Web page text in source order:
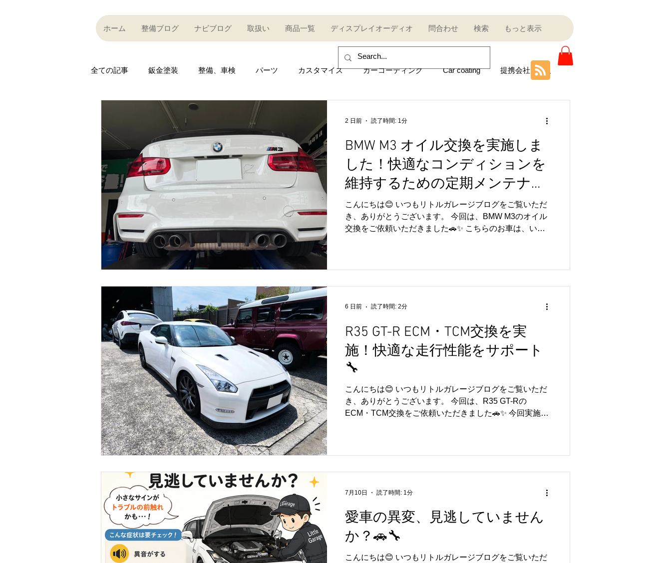
ホーム 整備ブログ ナビブログ 取扱い 商品一覧 ディスプレイオーディオ 問合わせ 検索 もっと表示
全ての記事 鈑金塗装 整備、車検 パーツ カスタマイズ カーコーティング Car coating 提携会社
Partner company 買い取り sales and purchase
Car community Other category 中古車 Secondhand car セール Sale outlet
R35 GT-R R35 GT-R AUDI AUDI ポルシェ Porsche トヨタ Toyota フェラーリ
Ferrari
BMW M3 オイル交換を実施しま
した！快適なコンディションを
維持するための定期メンテナン
ス🔧
こんにちは😊 いつもリトルガレージブログをご覧いただ
き、ありがとうございます。 今回は、BMW M3のオイル
交換をご依頼いただきました🚗✨ こちらのお車は、いつ
スを維持することにつながります😊 特にBMW M3のよう
ことで、より安心してドライビングを楽しんでいただけ
ます。 リトルガレージでは、R35 GT-Rをはじめ、BMW
M3などのスポーツカーや輸入車のメンテナンスにも対応
しております🔧 オイル交換や点検など、お車のコンディ
ションが気になる方は、お気軽にご相談ください😊 この
度はご依頼いただき、誠にありがとうございました。 今
後ともリトルガレージをよろしくお願いいたします🚗✨
2 日前 読了時間: 1分
R35 GT-R ECM・TCM交換を実
施！快適な走行性能をサポート
🔧
こんにちは😊 いつもリトルガレージブログをご覧いただ
き、ありがとうございます。 今回は、R35 GT-Rの
ECM・TCM交換をご依頼いただきました🚗✨ 今回実施し
ッションコントロールモジュール）は、R35 GT-RのGR6
な部品です。 交換後はミッション学習を実施し、本来の
性能を発揮できるよう丁寧にセッティングを行いまし
た。 また、ECM（エンジンコントロールモジュール）の
交換・設定も実施し、エンジンとトランスミッションが
スムーズに連携するよう調整しております。 あわせて、
Mobil 1 GT-R専用オイルでのエンジンオイル交換やオイル
6 日前 読了時間: 2分
愛車の異変、見逃していません
か？🚗🔧
こんにちは😊 いつもリトルガレージブログをご覧いただ
7月10日 読了時間: 1分